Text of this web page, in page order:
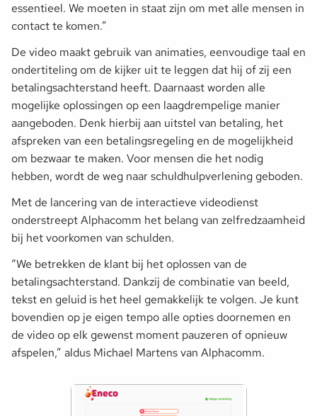
essentieel. We moeten in staat zijn om met alle mensen in
contact te komen.”
De video maakt gebruik van animaties, eenvoudige taal en
ondertiteling om de kijker uit te leggen dat hij of zij een
betalingsachterstand heeft. Daarnaast worden alle
mogelijke oplossingen op een laagdrempelige manier
aangeboden. Denk hierbij aan uitstel van betaling, het
afspreken van een betalingsregeling en de mogelijkheid
om bezwaar te maken. Voor mensen die het nodig
hebben, wordt de weg naar schuldhulpverlening geboden.
Met de lancering van de interactieve videodienst
onderstreept Alphacomm het belang van zelfredzaamheid
bij het voorkomen van schulden.
“We betrekken de klant bij het oplossen van de
betalingsachterstand. Dankzij de combinatie van beeld,
tekst en geluid is het heel gemakkelijk te volgen. Je kunt
bovendien op je eigen tempo alle opties doornemen en
de video op elk gewenst moment pauzeren of opnieuw
afspelen,” aldus Michael Martens van Alphacomm.